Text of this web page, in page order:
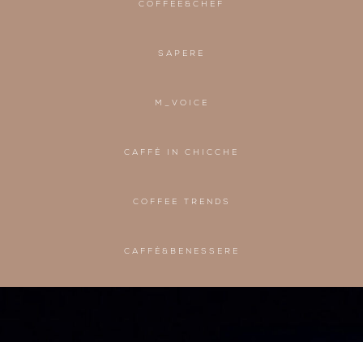
COFFEE&CHEF
SAPERE
M_VOICE
CAFFÈ IN CHICCHE
COFFEE TRENDS
CAFFÈ&BENESSERE